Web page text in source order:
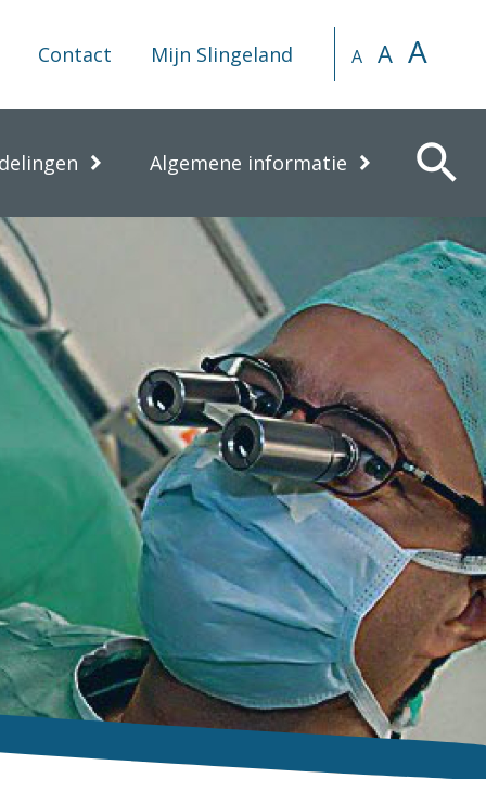
Contact Mijn Slingeland A A A
Algemene informatie search